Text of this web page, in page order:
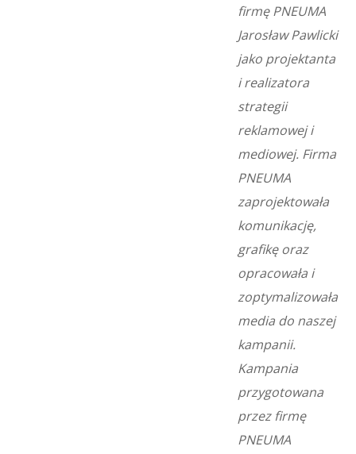
firmę PNEUMA
Jarosław Pawlicki
jako projektanta
i realizatora
strategii
reklamowej i
mediowej. Firma
PNEUMA
zaprojektowała
komunikację,
grafikę oraz
opracowała i
zoptymalizowała
media do naszej
kampanii.
Kampania
przygotowana
przez firmę
PNEUMA